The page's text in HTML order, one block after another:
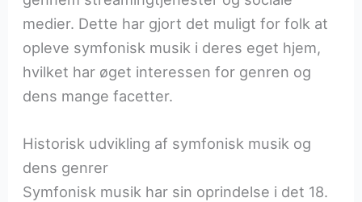
medier. Dette har gjort det muligt for folk at
opleve symfonisk musik i deres eget hjem,
hvilket har øget interessen for genren og
dens mange facetter.
Historisk udvikling af symfonisk musik og
dens genrer
Symfonisk musik har sin oprindelse i det 18.